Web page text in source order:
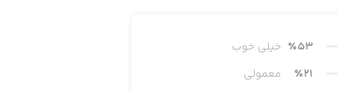
٪53
خیلی خوب
٪21
معمولی